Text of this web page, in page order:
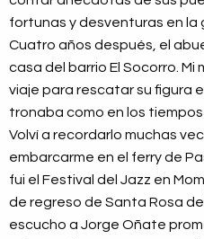
fortunas y desventuras en la
Cuatro años después, el
casa del barrio El Socorro. Mi
viaje para rescatar su figura
tronaba como en los
Volví a recordarlo muchas
embarcarme en el ferry de
fui el Festival del Jazz en
de regreso de Santa Rosa
escucho a Jorge Oñate